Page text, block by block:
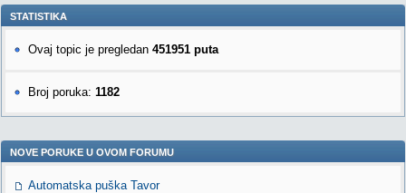
STATISTIKA
Ovaj topic je pregledan 451951 puta
Broj poruka: 1182
NOVE PORUKE U OVOM FORUMU
Automatska puška Tavor